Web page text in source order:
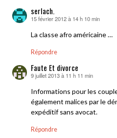
serlach.
dit :
15 février 2012 à 14 h 10 min
La classe afro américaine …
Répondre
Faute Et divorce
dit :
9 juillet 2013 à 11 h 11 min
Informations pour les
également malices par le
expéditif sans avocat.
Répondre